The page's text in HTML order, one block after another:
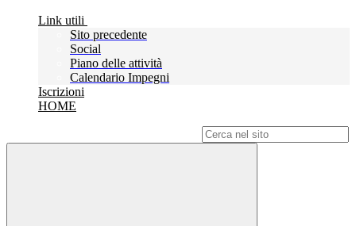
Link utili
Sito precedente
Social
Piano delle attività
Calendario Impegni
Iscrizioni
HOME